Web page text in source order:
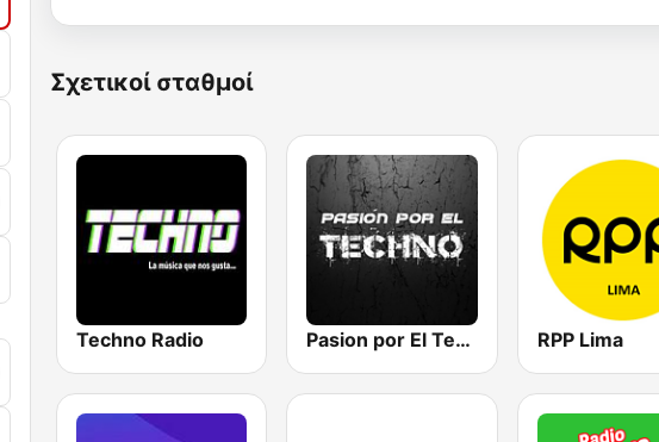
Σχετικοί σταθμοί
Techno Radio Pasion por El Techno RPP Lima